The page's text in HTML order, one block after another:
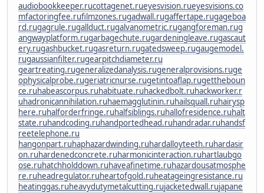
audiobookkeeper.rucottagenet.rueyesvision.rueyesvisions.co
mfactoringfee.rufilmzones.rugadwall.rugaffertape.rugageboa
rd.rugagrule.rugallduct.rugalvanometric.rugangforeman.rug
angwayplatform.rugarbagechute.rugardeningleave.rugascaut
ery.rugashbucket.rugasreturn.rugatedsweep.rugaugemodel.
rugaussianfilter.rugearpitchdiameter.ru
geartreating.rugeneralizedanalysis.rugeneralprovisions.ruge
ophysicalprobe.rugeriatricnurse.rugetintoaflap.rugettheboun
ce.ruhabeascorpus.ruhabituate.ruhackedbolt.ruhackworker.r
uhadronicannihilation.ruhaemagglutinin.ruhailsquall.ruhairysp
here.ruhalforderfringe.ruhalfsiblings.ruhallofresidence.ruhalt
state.ruhandcoding.ruhandportedhead.ruhandradar.ruhandsf
reetelephone.ru
hangonpart.ruhaphazardwinding.ruhardalloyteeth.ruhardasir
on.ruhardenedconcrete.ruharmonicinteraction.ruhartlaubgo
ose.ruhatchholddown.ruhaveafinetime.ruhazardousatmosphe
re.ruheadregulator.ruheartofgold.ruheatageingresistance.ru
heatinggas.ruheavydutymetalcutting.rujacketedwall.rujapane